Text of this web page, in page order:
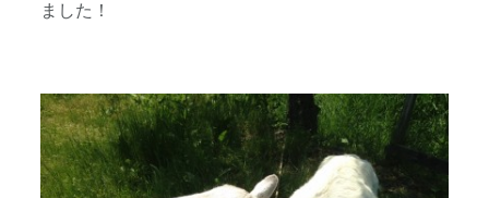
ました！